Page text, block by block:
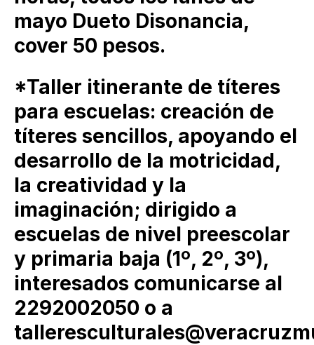
mayo Dueto Disonancia,
cover 50 pesos.
*Taller itinerante de títeres
para escuelas: creación de
títeres sencillos, apoyando el
desarrollo de la motricidad,
la creatividad y la
imaginación; dirigido a
escuelas de nivel preescolar
y primaria baja (1º, 2º, 3º),
interesados comunicarse al
2292002050 o a